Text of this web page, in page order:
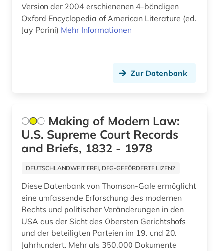
designer (2)
designfirmen (2)
digitalisat (1)
diplomatie (1)
diplomatische beziehungen (1)
dissertation (2)
district of columbia (1)
dokument (1)
dokumentarfilm (1)
Version der 2004 erschienenen 4-bändigen
Oxford Encyclopedia of American Literature (ed.
Jay Parini) Mehr Informationen
Zur Datenbank
Making of Modern Law:
U.S. Supreme Court Records
and Briefs, 1832 - 1978
DEUTSCHLANDWEIT FREI, DFG-GEFÖRDERTE LIZENZ
Diese Datenbank von Thomson-Gale ermöglicht
eine umfassende Erforschung des modernen
Rechts und politischer Veränderungen in den
USA aus der Sicht des Obersten Gerichtshofs
und der beteiligten Parteien im 19. und 20.
Jahrhundert. Mehr als 350.000 Dokumente